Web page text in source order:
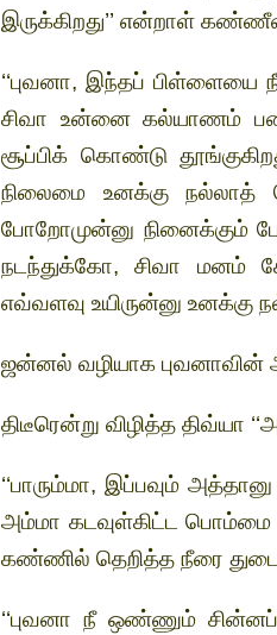
இருக்கிறது’’ என்றாள்
‘‘புவனா, இந்தப் பிள்ளையை
சிவா உன்னை கல்யாணம்
சூப்பிக் கொண்டு
நிலைமை உனக்கு நல்லாத்
போறோமுன்னு நினைக்கும்
நடந்துக்கோ, சிவா மனம்
எவ்வளவு உயிருன்னு உனக்கு
ஜன்னல் வழியாக புவனாவின்
திடீரென்று விழித்த திவ்யா
‘‘பாரும்மா, இப்பவும்
அம்மா கடவுள்கிட்ட பொம்மை
கண்ணில் தெறித்த நீரை
‘‘புவனா நீ ஒண்ணும்